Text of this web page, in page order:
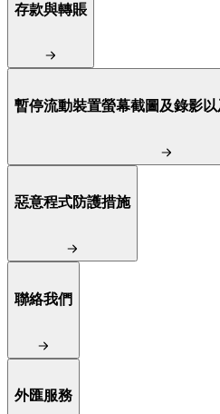
存款與轉賬
暫停流動裝置螢幕截圖及錄影
惡意程式防護措施
聯絡我們
外匯服務